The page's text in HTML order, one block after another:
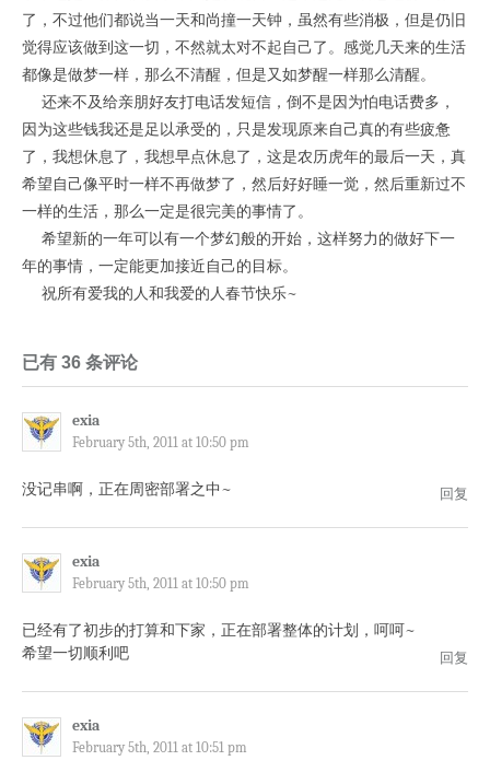
了，不过他们都说当一天和尚撞一天钟，虽然有些消极，但是仍旧
觉得应该做到这一切，不然就太对不起自己了。感觉几天来的生活
都像是做梦一样，那么不清醒，但是又如梦醒一样那么清醒。
还来不及给亲朋好友打电话发短信，倒不是因为怕电话费多，
因为这些钱我还是足以承受的，只是发现原来自己真的有些疲惫
了，我想休息了，我想早点休息了，这是农历虎年的最后一天，真
希望自己像平时一样不再做梦了，然后好好睡一觉，然后重新过不
一样的生活，那么一定是很完美的事情了。
希望新的一年可以有一个梦幻般的开始，这样努力的做好下一
年的事情，一定能更加接近自己的目标。
祝所有爱我的人和我爱的人春节快乐~
已有 36 条评论
exia
February 5th, 2011 at 10:50 pm
没记串啊，正在周密部署之中~ 回复
exia
February 5th, 2011 at 10:50 pm
已经有了初步的打算和下家，正在部署整体的计划，呵呵~
希望一切顺利吧
回复
exia
February 5th, 2011 at 10:51 pm